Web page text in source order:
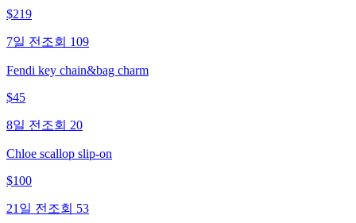
$219
7일 전 조회 109
Fendi key chain&bag charm
$45
8일 전 조회 20
Chloe scallop slip-on
$100
21일 전 조회 53